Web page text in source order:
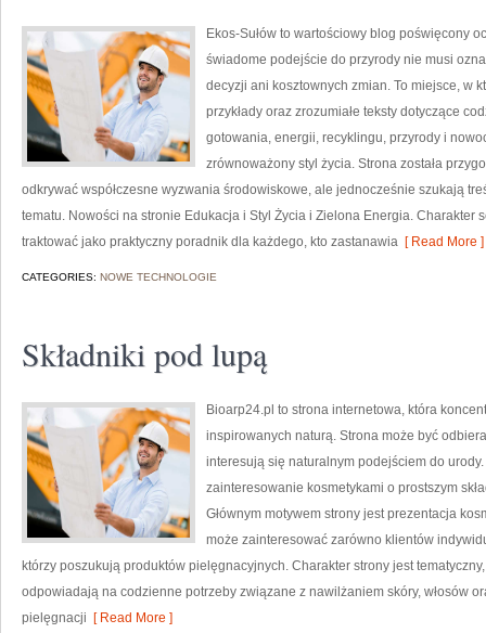
Ekos-Sułów to wartościowy blog poświęcony
świadome podejście do przyrody nie musi
decyzji ani kosztownych zmian. To miejsce, w
przykłady oraz zrozumiałe teksty dotyczące
gotowania, energii, recyklingu, przyrody i
zrównoważony styl życia. Strona została
odkrywać współczesne wyzwania środowiskowe, ale jednocześnie szukają
tematu. Nowości na stronie Edukacja i Styl Życia i Zielona Energia. Charakter
traktować jako praktyczny poradnik dla każdego, kto zastanawia [ Read More ]
CATEGORIES: NOWE TECHNOLOGIE
Składniki pod lupą
Bioarp24.pl to strona internetowa, która
inspirowanych naturą. Strona może być
interesują się naturalnym podejściem do
zainteresowanie kosmetykami o prostszym
Głównym motywem strony jest prezentacja
może zainteresować zarówno klientów
którzy poszukują produktów pielęgnacyjnych. Charakter strony jest
odpowiadają na codzienne potrzeby związane z nawilżaniem skóry, włosów
pielęgnacji [ Read More ]